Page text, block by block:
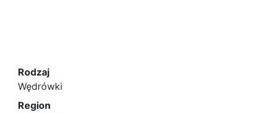
Rodzaj
Wędrówki
Region